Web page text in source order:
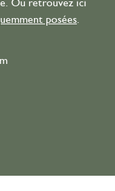
Ou retrouvez ici
posées